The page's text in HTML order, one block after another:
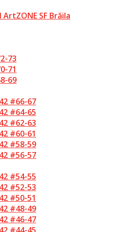
ArtZONE SF Brăila
73
71
69
#66-67
#64-65
#62-63
#60-61
#58-59
#56-57
#54-55
#52-53
#50-51
#48-49
#46-47